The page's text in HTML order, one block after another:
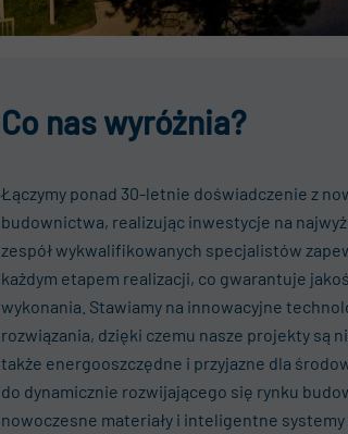
Co nas wyróżnia?
Łączymy ponad 30-letnie doświadczenie z
budownictwa, realizując inwestycje na
zespół wykwalifikowanych specjalistów
każdym etapem realizacji, co gwarantuje
wykonania. Stawiamy na innowacyjne
rozwiązania, dzięki czemu nasze projekty są
także energooszczędne i przyjazne dla
do dynamicznie rozwijającego się rynku
nowoczesne materiały i inteligentne systemy